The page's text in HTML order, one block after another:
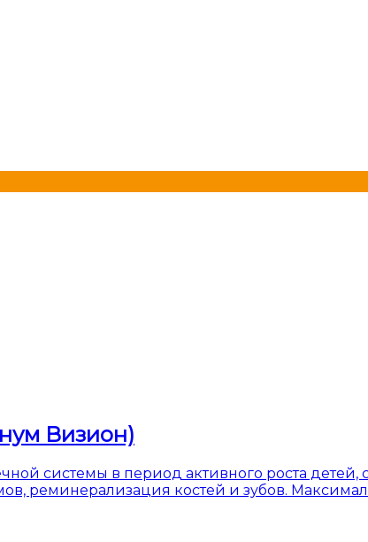
Визион)
системы в период активного роста
реминерализация костей и зубов.